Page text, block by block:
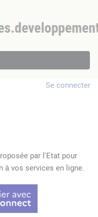
Se connecter
par l'Etat pour
à vos services en ligne.